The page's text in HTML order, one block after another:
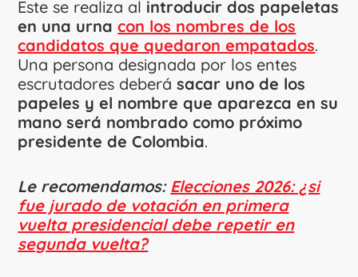
Este se realiza al introducir dos papeletas
en una urnacon los nombres de los
candidatos que quedaron empatados.
Una persona designada por los entes
escrutadores deberásacar uno de los
papeles y el nombre que aparezca en su
mano será nombrado como próximo
presidente de Colombia.
Le recomendamos: Elecciones 2026: ¿si
fue jurado de votación en primera
vuelta presidencial debe repetir en
segunda vuelta?